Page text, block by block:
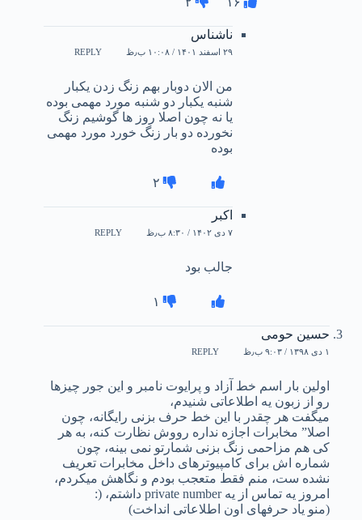
ناشناس
۲۹ اسفند ۱۴۰۱ / ۱۰:۰۸ ب٫ظ REPLY
من الان دوبار بهم زنگ زدن یکبار
شنبه یکبار دو شنبه مورد مهمی بوده
یا نه چون اصلا روز ها گوشیم زنگ
نخورده دو بار زنگ خورد مورد مهمی
بوده
۲
اکبر
۷ دی ۱۴۰۲ / ۸:۳۰ ب٫ظ REPLY
جالب بود
۱
حسین حومی
۱ دی ۱۳۹۸ / ۹:۰۳ ب٫ظ REPLY
اولین بار اسم خط آزاد و پرایوت نامبر و این جور چیزها
رو از زبون یه اطلاعاتی شنیدم،
میگفت هر چقدر با این خط حرف بزنی رایگانه، چون
اصلا” مخابرات اجازه نداره رووش نظارت کنه، به هر
کی هم مزاحمی زنگ بزنی شمارتو نمی بینه، چون
شماره اش برای کامپیوترهای داخل مخابرات تعریف
نشده ست، منم فقط متعجب بودم و نگاهش میکردم،
امروز یه تماس از یه private number داشتم، (:
(منو یاد حرفهای اون اطلاعاتی انداخت)